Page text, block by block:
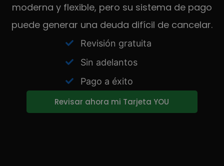
moderna y flexible, pero su sistema de pago
puede generar una deuda difícil de cancelar.
Revisión gratuita
Sin adelantos
Pago a éxito
Revisar ahora mi Tarjeta YOU